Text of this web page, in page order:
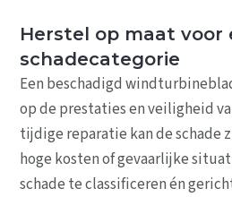
Contact
Herstel op maat voor
schadecategorie
Een beschadigd
op de prestaties en veiligheid
tijdige reparatie kan de schade
hoge kosten of gevaarlijke
schade te classificeren én